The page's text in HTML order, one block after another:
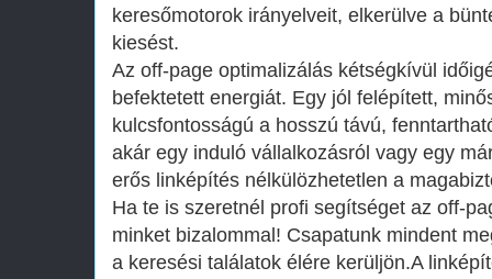
keresőmotorok irányelveit, elkerülve a
kiesést.
Az off-page optimalizálás kétségkívül
befektetett energiát. Egy jól felépített,
kulcsfontosságú a hosszú távú,
akár egy induló vállalkozásról vagy egy
erős linképítés nélkülözhetetlen a
Ha te is szeretnél profi segítséget az off-
minket bizalommal! Csapatunk mindent
a keresési találatok élére kerüljön.A